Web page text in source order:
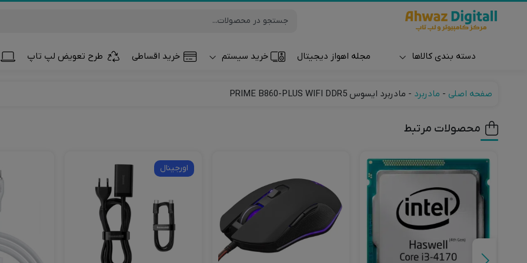
دسته بندی کالاها
ساعت و مچ بند
مجله اهواز دیجیتال خرید سیستم خرید اقساطی طرح تعویض لپ تاپ
صفحه اصلی - مادربرد - مادربرد ایسوس PRIME B860-PLUS WIFI DDR5
محصولات مرتبط
اورجینال